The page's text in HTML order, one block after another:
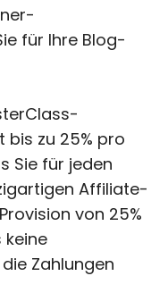
für Ihre Blog-
zu 25% pro
Sie für jeden
Affiliate-
von 25%
keine
Zahlungen